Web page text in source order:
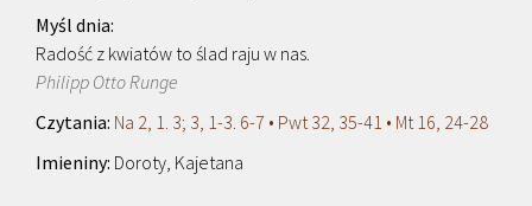
Radość z kwiatów to ślad raju w nas.
Philipp Otto Runge
Na 2, 1. 3; 3, 1-3. 6-7 • Pwt 32, 35-41 • Mt 16, 24-28
Doroty, Kajetana